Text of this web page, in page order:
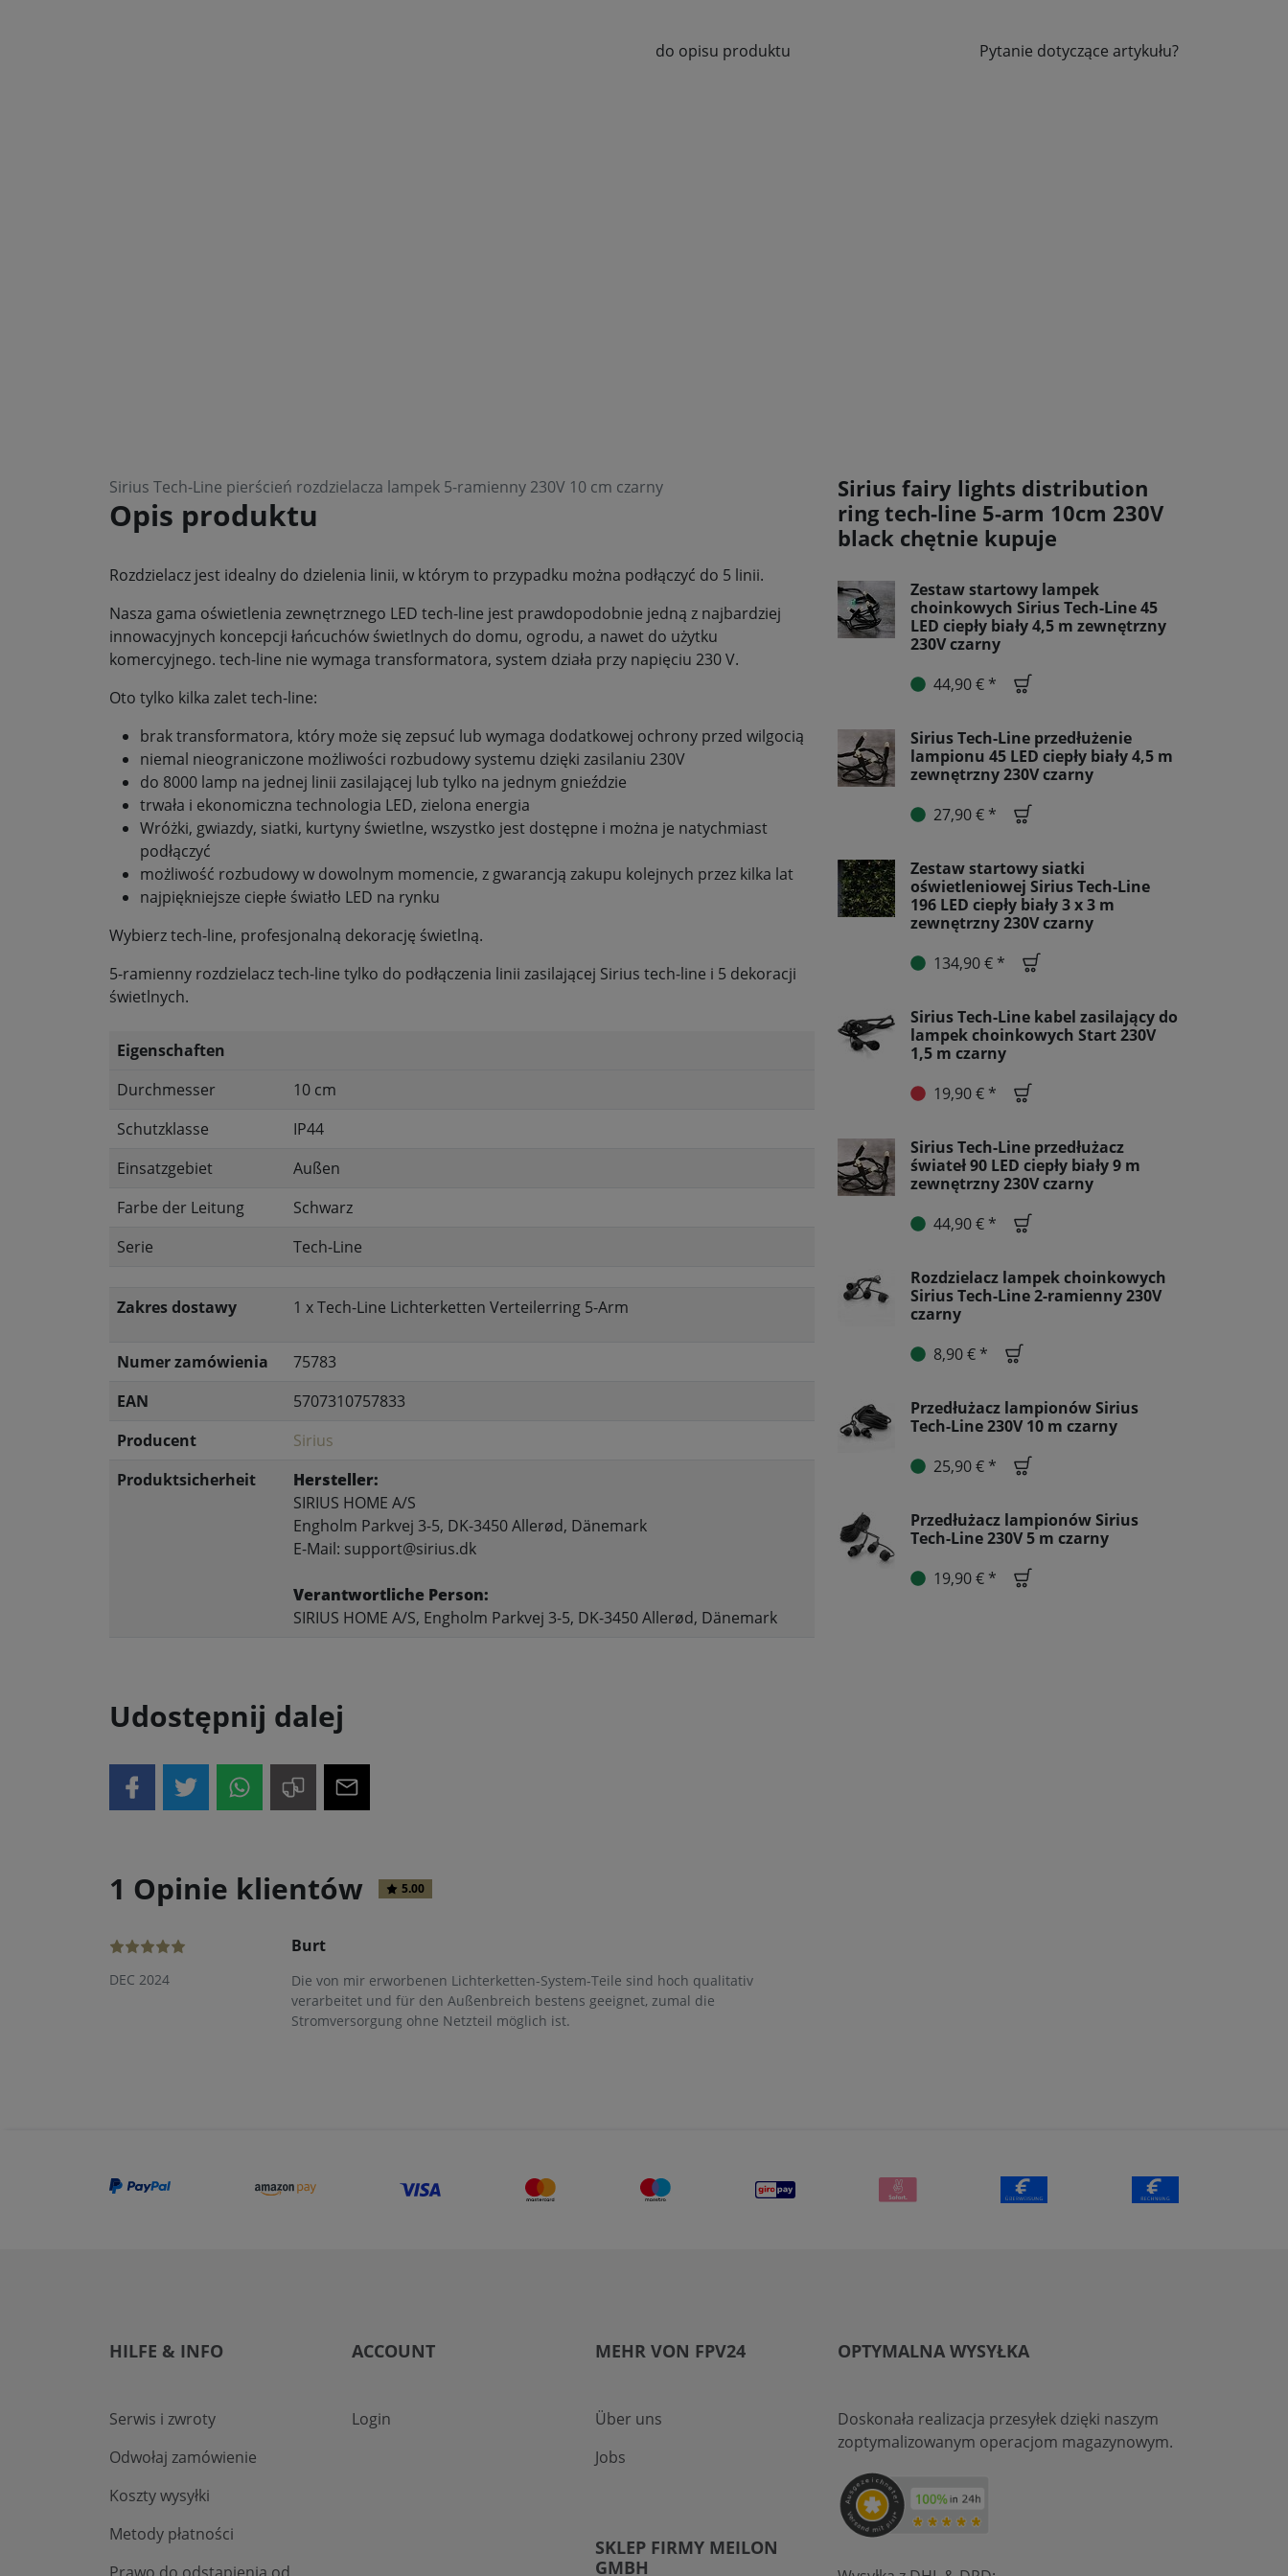
do opisu produktu Pytanie dotyczące artykułu?
Sirius Tech-Line pierścień rozdzielacza lampek 5-ramienny 230V 10 cm czarny
Opis produktu
Rozdzielacz jest idealny do dzielenia linii, w którym to przypadku można podłączyć do 5 linii.
Nasza gama oświetlenia zewnętrznego LED tech-line jest prawdopodobnie jedną z najbardziej
innowacyjnych koncepcji łańcuchów świetlnych do domu, ogrodu, a nawet do użytku
komercyjnego. tech-line nie wymaga transformatora, system działa przy napięciu 230 V.
Oto tylko kilka zalet tech-line:
brak transformatora, który może się zepsuć lub wymaga dodatkowej ochrony przed wilgocią
niemal nieograniczone możliwości rozbudowy systemu dzięki zasilaniu 230V
do 8000 lamp na jednej linii zasilającej lub tylko na jednym gnieździe
trwała i ekonomiczna technologia LED, zielona energia
Wróżki, gwiazdy, siatki, kurtyny świetlne, wszystko jest dostępne i można je natychmiast
podłączyć
możliwość rozbudowy w dowolnym momencie, z gwarancją zakupu kolejnych przez kilka lat
najpiękniejsze ciepłe światło LED na rynku
Wybierz tech-line, profesjonalną dekorację świetlną.
5-ramienny rozdzielacz tech-line tylko do podłączenia linii zasilającej Sirius tech-line i 5 dekoracji
świetlnych.
Eigenschaften
Durchmesser
10 cm
Schutzklasse
IP44
Einsatzgebiet
Außen
Farbe der Leitung
Schwarz
Serie
Tech-Line
Zakres dostawy 1 x Tech-Line Lichterketten Verteilerring 5-Arm
Numer zamówienia
75783
EAN
5707310757833
Producent
Sirius
Produktsicherheit
Hersteller:
SIRIUS HOME A/S
Engholm Parkvej 3-5, DK-3450 Allerød, Dänemark
E-Mail: support@sirius.dk
Verantwortliche Person:
SIRIUS HOME A/S, Engholm Parkvej 3-5, DK-3450 Allerød, Dänemark
Udostępnij dalej
1 Opinie klientów 5.00
DEC 2024
Burt
Die von mir erworbenen Lichterketten-System-Teile sind hoch qualitativ
verarbeitet und für den Außenbreich bestens geeignet, zumal die
Stromversorgung ohne Netzteil möglich ist.
Sirius fairy lights distribution
ring tech-line 5-arm 10cm 230V
black chętnie kupuje
Zestaw startowy lampek
choinkowych Sirius Tech-Line 45
LED ciepły biały 4,5 m zewnętrzny
230V czarny
44,90 € *
Sirius Tech-Line przedłużenie
lampionu 45 LED ciepły biały 4,5 m
zewnętrzny 230V czarny
27,90 € *
Zestaw startowy siatki
oświetleniowej Sirius Tech-Line
196 LED ciepły biały 3 x 3 m
zewnętrzny 230V czarny
134,90 € *
Sirius Tech-Line kabel zasilający do
lampek choinkowych Start 230V
1,5 m czarny
19,90 € *
Sirius Tech-Line przedłużacz
świateł 90 LED ciepły biały 9 m
zewnętrzny 230V czarny
44,90 € *
Rozdzielacz lampek choinkowych
Sirius Tech-Line 2-ramienny 230V
czarny
8,90 € *
Przedłużacz lampionów Sirius
Tech-Line 230V 10 m czarny
25,90 € *
Przedłużacz lampionów Sirius
Tech-Line 230V 5 m czarny
19,90 € *
HILFE & INFO
Serwis i zwroty
Odwołaj zamówienie
Koszty wysyłki
Metody płatności
ACCOUNT
Login
MEHR VON FPV24
Über uns
Jobs
SKLEP FIRMY MEILON
GMBH
OPTYMALNA WYSYŁKA
Doskonała realizacja przesyłek dzięki naszym
zoptymalizowanym operacjom magazynowym.